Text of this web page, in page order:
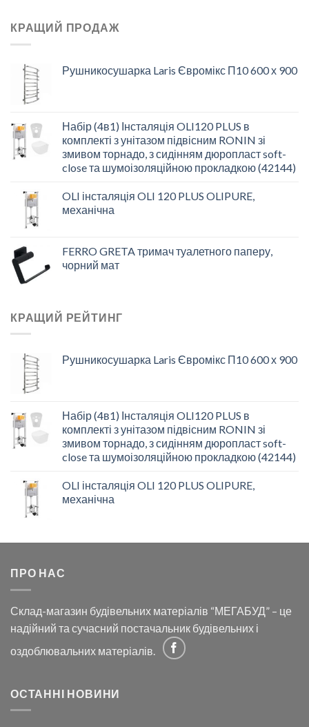
КРАЩИЙ ПРОДАЖ
Рушникосушарка Laris Євромікс П10 600 х 900
Набір (4в1) Інсталяція OLI120 PLUS в
комплекті з унітазом підвісним RONIN зі
змивом торнадо, з сидінням дюропласт soft-
close та шумоізоляційною прокладкою (42144)
OLI інсталяція OLI 120 PLUS OLIPURE,
механічна
FERRO GRETA тримач туалетного паперу,
чорний мат
КРАЩИЙ РЕЙТИНГ
Рушникосушарка Laris Євромікс П10 600 х 900
Набір (4в1) Інсталяція OLI120 PLUS в
комплекті з унітазом підвісним RONIN зі
змивом торнадо, з сидінням дюропласт soft-
close та шумоізоляційною прокладкою (42144)
OLI інсталяція OLI 120 PLUS OLIPURE,
механічна
ПРО НАС
Склад-магазин будівельних матеріалів “МЕГАБУД” – це
надійний та сучасний постачальник будівельних і
оздоблювальних матеріалів.
ОСТАННІ НОВИНИ